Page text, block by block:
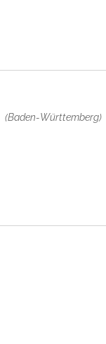
(Baden-Württemberg)